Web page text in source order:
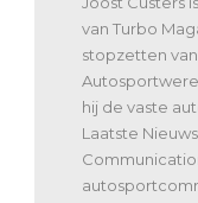
van Turbo
stopzetten
hij de vaste
Laatste